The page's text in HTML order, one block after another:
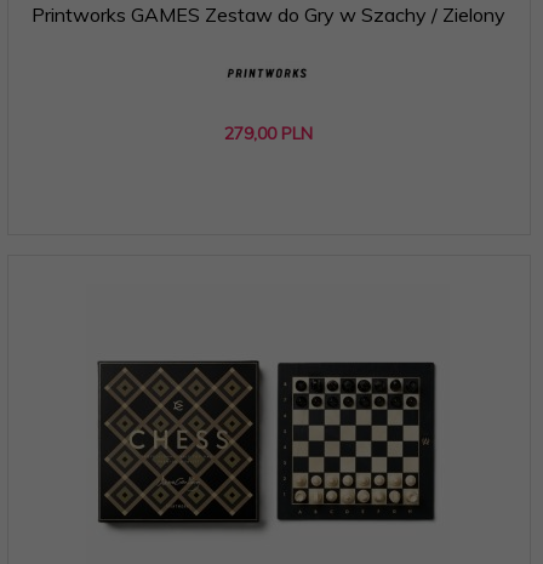
Printworks GAMES Zestaw do Gry w Szachy / Zielony
279,00 PLN